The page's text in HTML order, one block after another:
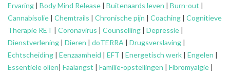
Ervaring | Body Mind Release | Buitenaards leven | Burn-out |
Cannabisolie | Chemtrails | Chronische pijn | Coaching | Cognitieve
Therapie RET | Coronavirus | Counselling | Depressie |
Dienstverlening | Dieren | doTERRA | Drugsverslaving |
Echtscheiding | Eenzaamheid | EFT | Energetisch werk | Engelen |
Essentiële oliën| Faalangst | Familie-opstellingen | Fibromyalgie |